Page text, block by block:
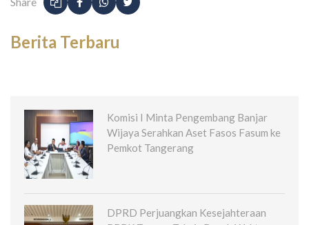
Berita Terbaru
Komisi I Minta Pengembang Banjar
Wijaya Serahkan Aset Fasos Fasum ke
Pemkot Tangerang
DPRD Perjuangkan Kesejahteraan